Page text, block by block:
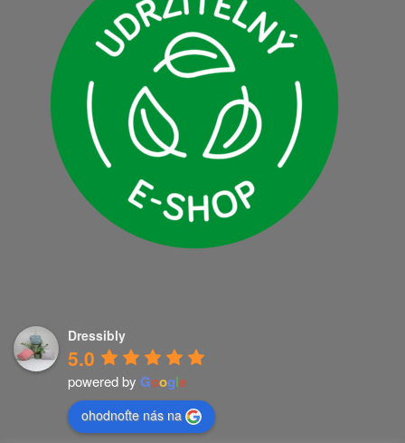
Dressibly
5.0
powered by Google
ohodnoťte nás na